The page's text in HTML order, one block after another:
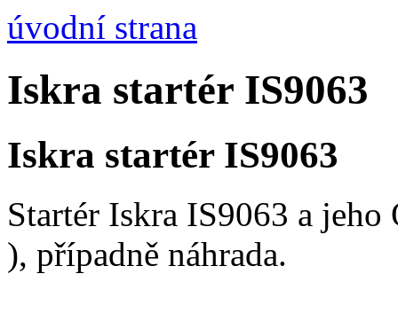
úvodní strana
Iskra startér IS9063
Iskra startér IS9063
Startér Iskra IS9063 a
), případně náhrada.